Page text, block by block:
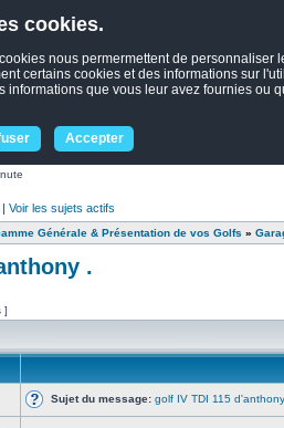
cookies.
nous permermettent de
certains cookies et des informations sur
informations que vous leur avez fournies ou
Accepter
| Voir les sujets actifs
Générale & Présentation de vos Golfs »
.
]
Sujet du message: golf IV TDI 115